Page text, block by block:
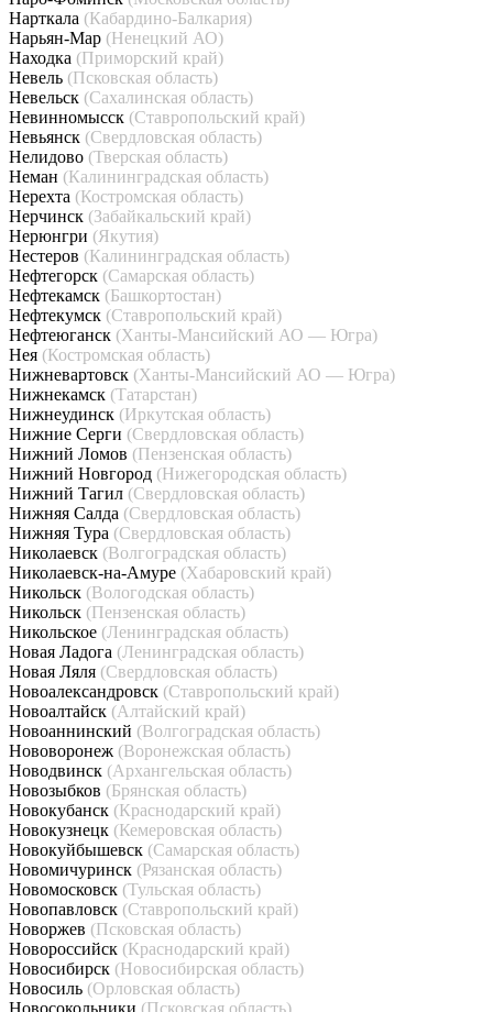
Нарткала (Кабардино-Балкария)
Нарьян-Мар (Ненецкий АО)
Находка (Приморский край)
Невель (Псковская область)
Невельск (Сахалинская область)
Невинномысск (Ставропольский край)
Невьянск (Свердловская область)
Нелидово (Тверская область)
Неман (Калининградская область)
Нерехта (Костромская область)
Нерчинск (Забайкальский край)
Нерюнгри (Якутия)
Нестеров (Калининградская область)
Нефтегорск (Самарская область)
Нефтекамск (Башкортостан)
Нефтекумск (Ставропольский край)
Нефтеюганск (Ханты-Мансийский АО — Югра)
Нея (Костромская область)
Нижневартовск (Ханты-Мансийский АО — Югра)
Нижнекамск (Татарстан)
Нижнеудинск (Иркутская область)
Нижние Серги (Свердловская область)
Нижний Ломов (Пензенская область)
Нижний Новгород (Нижегородская область)
Нижний Тагил (Свердловская область)
Нижняя Салда (Свердловская область)
Нижняя Тура (Свердловская область)
Николаевск (Волгоградская область)
Николаевск-на-Амуре (Хабаровский край)
Никольск (Вологодская область)
Никольск (Пензенская область)
Никольское (Ленинградская область)
Новая Ладога (Ленинградская область)
Новая Ляля (Свердловская область)
Новоалександровск (Ставропольский край)
Новоалтайск (Алтайский край)
Новоаннинский (Волгоградская область)
Нововоронеж (Воронежская область)
Новодвинск (Архангельская область)
Новозыбков (Брянская область)
Новокубанск (Краснодарский край)
Новокузнецк (Кемеровская область)
Новокуйбышевск (Самарская область)
Новомичуринск (Рязанская область)
Новомосковск (Тульская область)
Новопавловск (Ставропольский край)
Новоржев (Псковская область)
Новороссийск (Краснодарский край)
Новосибирск (Новосибирская область)
Новосиль (Орловская область)